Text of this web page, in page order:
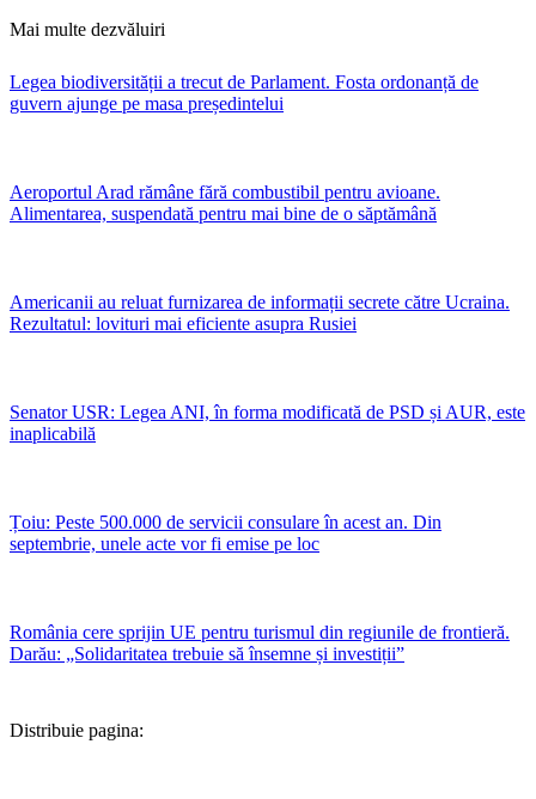
Mai multe dezvăluiri
Legea biodiversității a trecut de Parlament. Fosta ordonanță de
guvern ajunge pe masa președintelui
Aeroportul Arad rămâne fără combustibil pentru avioane.
Alimentarea, suspendată pentru mai bine de o săptămână
Americanii au reluat furnizarea de informații secrete către Ucraina.
Rezultatul: lovituri mai eficiente asupra Rusiei
Senator USR: Legea ANI, în forma modificată de PSD și AUR, este
inaplicabilă
Țoiu: Peste 500.000 de servicii consulare în acest an. Din
septembrie, unele acte vor fi emise pe loc
România cere sprijin UE pentru turismul din regiunile de frontieră.
Darău: „Solidaritatea trebuie să însemne și investiții”
Distribuie pagina: